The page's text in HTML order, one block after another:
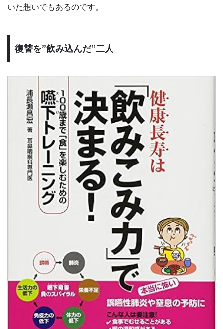
いた想いでもあるのです。
復讐を”飲み込んだ”二人